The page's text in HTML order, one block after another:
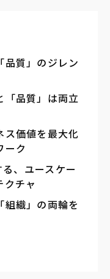
品質」のジレン
「品質」は両立
ス価値を最大化
ーク
、ユースケー
クチャ
織」の両輪を